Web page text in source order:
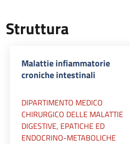
Struttura
Malattie infiammatorie
croniche intestinali
DIPARTIMENTO MEDICO
CHIRURGICO DELLE MALATTIE
DIGESTIVE, EPATICHE ED
ENDOCRINO-METABOLICHE